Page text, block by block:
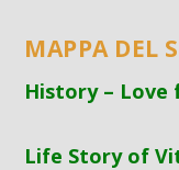
MAPPA DEL
History – Love
Life Story of